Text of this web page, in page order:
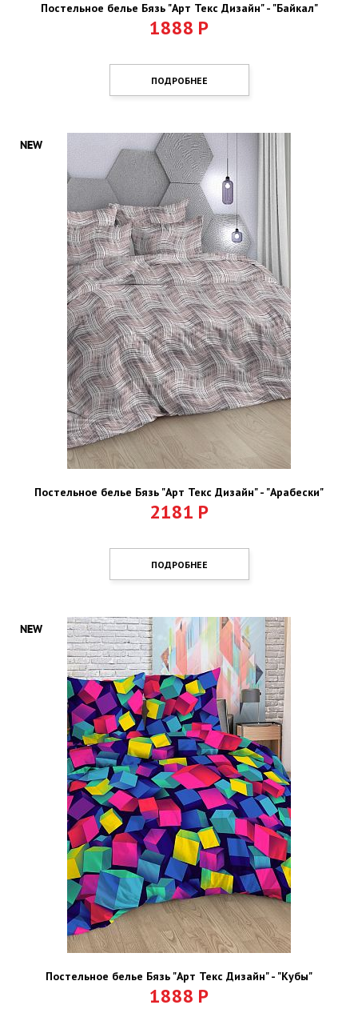
Постельное белье Бязь "Арт Текс Дизайн" - "Байкал"
1888 Р
ПОДРОБНЕЕ
Постельное белье Бязь "Арт Текс Дизайн" - "Арабески"
2181 Р
ПОДРОБНЕЕ
Постельное белье Бязь "Арт Текс Дизайн" - "Кубы"
1888 Р